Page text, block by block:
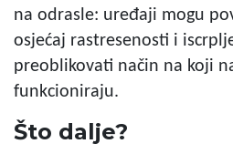
na odrasle: uređaji mogu
osjećaj rastresenosti i
preoblikovati način na koji
funkcioniraju.
Što dalje?